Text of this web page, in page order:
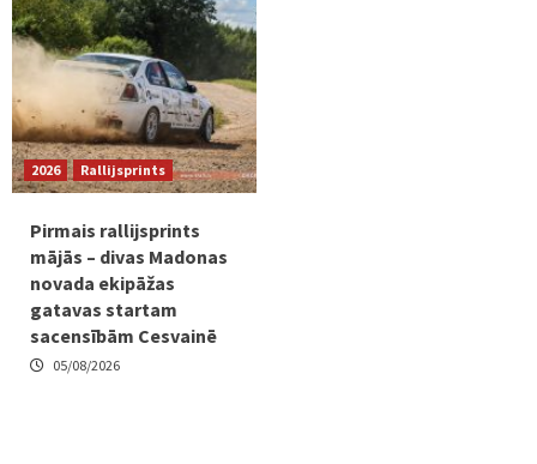
2026 Rallijsprints
Pirmais rallijsprints
mājās – divas Madonas
novada ekipāžas
gatavas startam
sacensībām Cesvainē
05/08/2026